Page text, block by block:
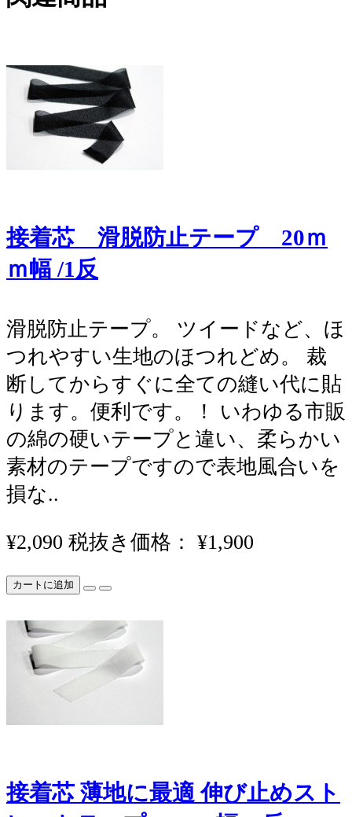
接着芯 滑脱防止テープ 20ｍ
ｍ幅 /1反
滑脱防止テープ。 ツイードなど、ほ
つれやすい生地のほつれどめ。 裁
断してからすぐに全ての縫い代に貼
ります。便利です。！ いわゆる市販
の綿の硬いテープと違い、柔らかい
素材のテープですので表地風合いを
損な..
¥2,090 税抜き価格： ¥1,900
カートに追加
接着芯 薄地に最適 伸び止めスト